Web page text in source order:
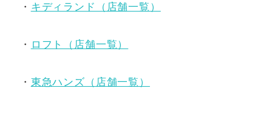
・ キディランド（店舗一覧）
・ ロフト（店舗一覧）
・ 東急ハンズ（店舗一覧）